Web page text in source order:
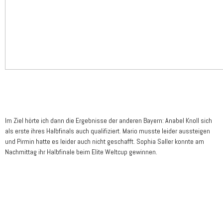
Im Ziel hörte ich dann die Ergebnisse der anderen Bayern: Anabel Knoll sich
als erste ihres Halbfinals auch qualifiziert. Mario musste leider aussteigen
und Pirmin hatte es leider auch nicht geschafft. Sophia Saller konnte am
Nachmittag ihr Halbfinale beim Elite Weltcup gewinnen.